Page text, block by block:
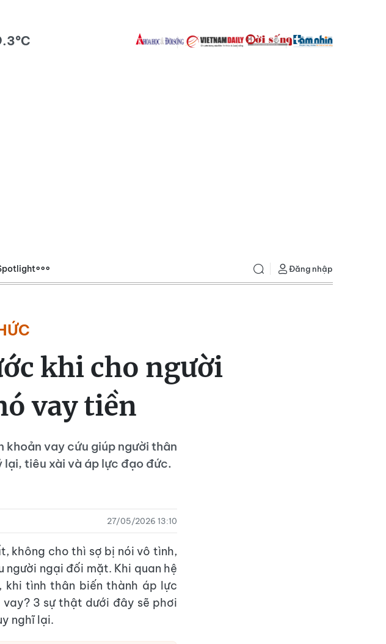
Đăng nhập
khi cho người
vay tiền
khoản vay cứu giúp người thân
tiêu xài và áp lực đạo đức.
27/05/2026 13:10
không cho thì sợ bị nói vô tình,
người ngại đối mặt. Khi quan hệ
tình thân biến thành áp lực
3 sự thật dưới đây sẽ phơi
nghĩ lại.